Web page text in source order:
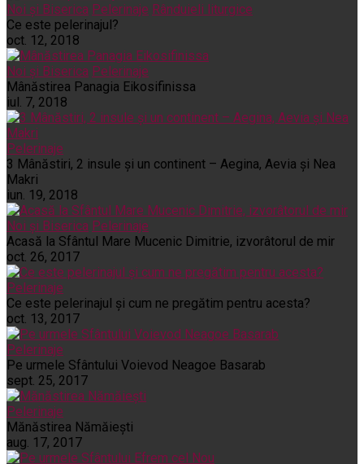
Noi și Biserica Pelerinaje Rânduieli liturgice
Ce este pelerinajul?
oct. 12, 2018
Noi și Biserica Pelerinaje
Mânăstirea Panagia Eikosifinissa
iul. 7, 2018
Pelerinaje
3 Mânăstiri, 2 insule și un continent – Aegina, Aevia și Nea
Makri
iun. 19, 2018
Noi și Biserica Pelerinaje
Acasă la Sfântul Mare Mucenic Dimitrie, izvorâtorul de mir
oct. 26, 2017
Pelerinaje
Ce este pelerinajul şi cum ne pregătim pentru acesta?
oct. 13, 2017
Pelerinaje
Pe urmele Sfântului Voievod Neagoe Basarab
sept. 25, 2017
Pelerinaje
Mănăstirea Nămăiești
aug. 17, 2017